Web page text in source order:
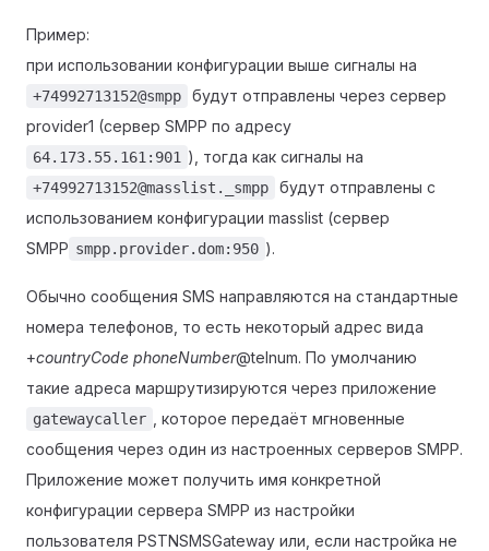
Пример:
при использовании конфигурации выше сигналы на
+74992713152@smpp
будут отправлены через сервер
provider1 (сервер SMPP по адресу
64.173.55.161:901 ), тогда как сигналы на
+74992713152@masslist._smpp
будут отправлены с
использованием конфигурации masslist (сервер
SMPP smpp.provider.dom:950 ).
Обычно сообщения SMS направляются на стандартные
номера телефонов, то есть некоторый адрес вида
+countryCode phoneNumber@telnum. По умолчанию
такие адреса маршрутизируются через приложение
gatewaycaller
, которое передаёт мгновенные
сообщения через один из настроенных серверов SMPP.
Приложение может получить имя конкретной
конфигурации сервера SMPP из настройки
пользователя PSTNSMSGateway или, если настройка не